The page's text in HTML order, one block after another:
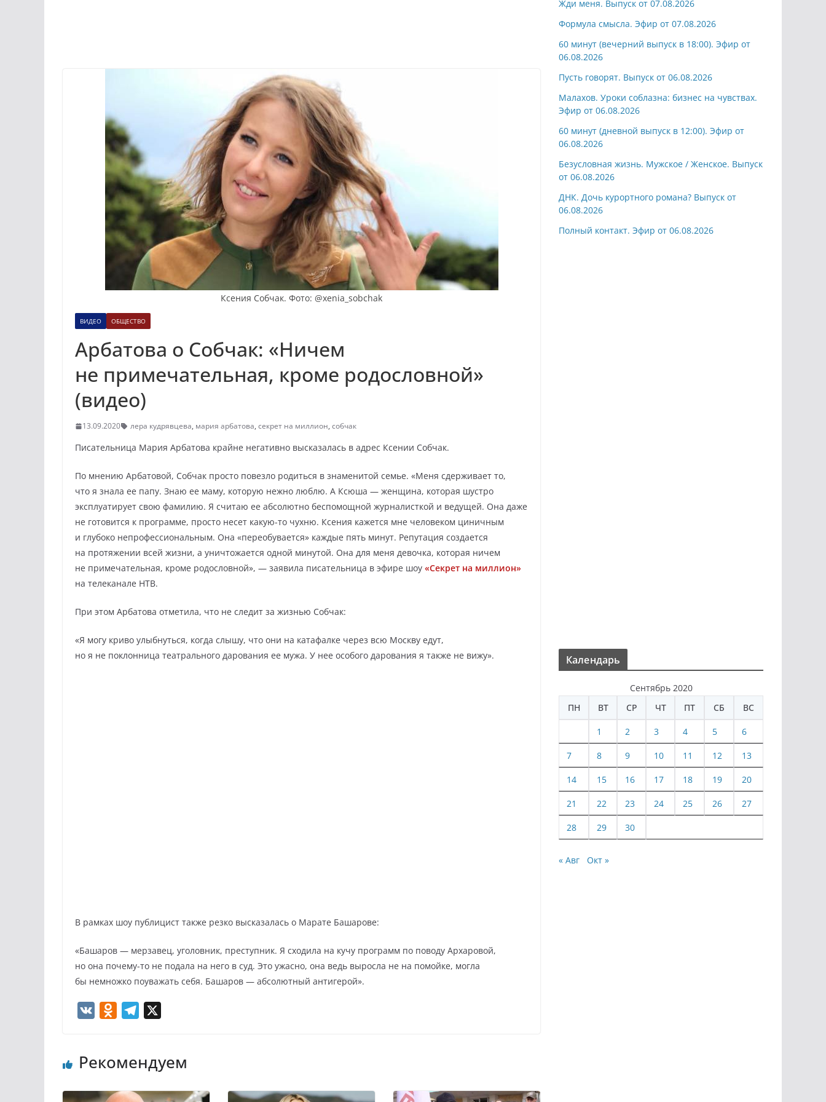
Ксения Собчак. Фото: @xenia_sobchak
ВИДЕО ОБЩЕСТВО
Арбатова о Собчак: «Ничем
не примечательная, кроме родословной»
(видео)
13.09.2020 лера кудрявцева, мария арбатова, секрет на миллион, собчак
Писательница Мария Арбатова крайне негативно высказалась в адрес Ксении Собчак.
По мнению Арбатовой, Собчак просто повезло родиться в знаменитой семье. «Меня сдерживает то,
что я знала ее папу. Знаю ее маму, которую нежно люблю. А Ксюша — женщина, которая шустро
эксплуатирует свою фамилию. Я считаю ее абсолютно беспомощной журналисткой и ведущей. Она даже
не готовится к программе, просто несет какую-то чухню. Ксения кажется мне человеком циничным
и глубоко непрофессиональным. Она «переобувается» каждые пять минут. Репутация создается
на протяжении всей жизни, а уничтожается одной минутой. Она для меня девочка, которая ничем
не примечательная, кроме родословной», — заявила писательница в эфире шоу «Секрет на миллион»
на телеканале НТВ.
При этом Арбатова отметила, что не следит за жизнью Собчак:
«Я могу криво улыбнуться, когда слышу, что они на катафалке через всю Москву едут,
но я не поклонница театрального дарования ее мужа. У нее особого дарования я также не вижу».
В рамках шоу публицист также резко высказалась о Марате Башарове:
«Башаров — мерзавец, уголовник, преступник. Я сходила на кучу программ по поводу Архаровой,
но она почему-то не подала на него в суд. Это ужасно, она ведь выросла не на помойке, могла
бы немножко поуважать себя. Башаров — абсолютный антигерой».
o
l
e
r
Рекомендуем
Жди меня. Выпуск от 07.08.2026
Формула смысла. Эфир от 07.08.2026
60 минут (вечерний выпуск в 18:00). Эфир от
06.08.2026
Пусть говорят. Выпуск от 06.08.2026
Малахов. Уроки соблазна: бизнес на чувствах.
Эфир от 06.08.2026
60 минут (дневной выпуск в 12:00). Эфир от
06.08.2026
Безусловная жизнь. Мужское / Женское. Выпуск
от 06.08.2026
ДНК. Дочь курортного романа? Выпуск от
06.08.2026
Полный контакт. Эфир от 06.08.2026
Календарь
Сентябрь 2020
ПН
ВТ СР ЧТ ПТ СБ ВС
1 2 3 4 5 6
7 8 9 10 11 12 13
14 15 16 17 18 19 20
21 22 23 24 25 26 27
28 29 30
« Авг Окт »